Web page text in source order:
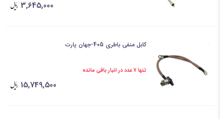
3,645,000
کابل منفی باطری 405-جهان پارت
تنها 7 عدد در انبار باقی مانده
15,749,500